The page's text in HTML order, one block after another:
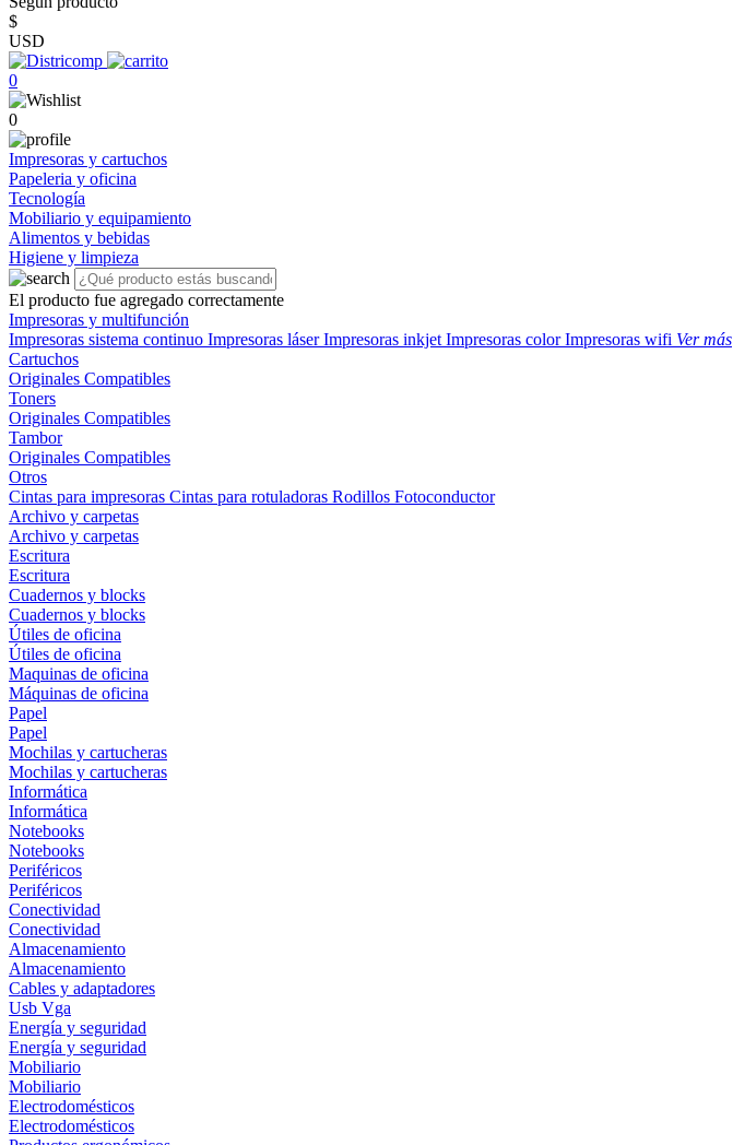
$
USD
0
0
Impresoras y cartuchos
Papeleria y oficina
Tecnología
Mobiliario y equipamiento
Alimentos y bebidas
Higiene y limpieza
El producto fue agregado correctamente
Impresoras y multifunción
Impresoras sistema continuo Impresoras láserImpresoras inkjet Impresoras colorImpresoras wifi Ver más
Cartuchos
Originales Compatibles
Toners
Originales Compatibles
Tambor
Originales Compatibles
Otros
Cintas para impresoras Cintas para rotuladoras Rodillos Fotoconductor
Archivo y carpetas
Archivo y carpetas
Escritura
Escritura
Cuadernos y blocks
Cuadernos y blocks
Útiles de oficina
Útiles de oficina
Maquinas de oficina
Máquinas de oficina
Papel
Papel
Mochilas y cartucheras
Mochilas y cartucheras
Informática
Informática
Notebooks
Notebooks
Periféricos
Periféricos
Conectividad
Conectividad
Almacenamiento
Almacenamiento
Cables y adaptadores
Usb Vga
Energía y seguridad
Energía y seguridad
Mobiliario
Mobiliario
Electrodomésticos
Electrodomésticos